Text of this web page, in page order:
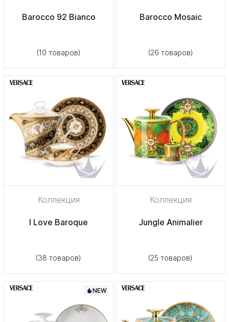
Barocco 92 Bianco
(10 товаров)
Barocco Mosaic
(26 товаров)
Коллекция
I Love Baroque
(38 товаров)
Коллекция
Jungle Animalier
(25 товаров)
NEW